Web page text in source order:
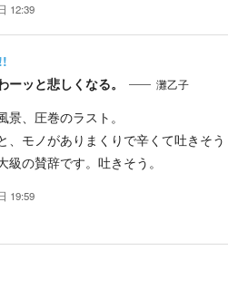
12:39
ッと悲しくなる。
灘乙子
景、圧巻のラスト。
、モノがありまくりで辛くて吐きそう
級の賛辞です。吐きそう。
19:59